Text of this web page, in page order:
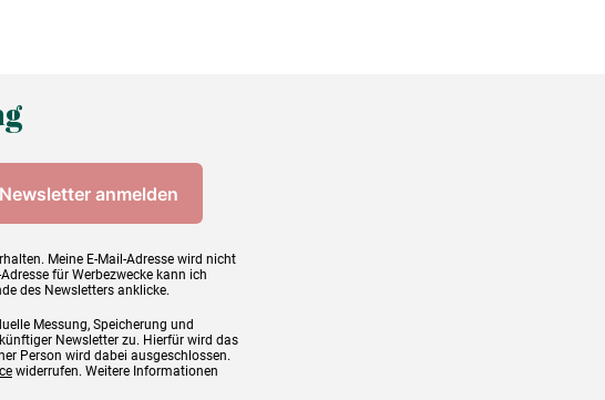
Meine E-Mail-Adresse wird nicht
für Werbezwecke kann ich
des Newsletters anklicke.
Messung, Speicherung und
Newsletter zu. Hierfür wird das
Person wird dabei ausgeschlossen.
widerrufen. Weitere Informationen